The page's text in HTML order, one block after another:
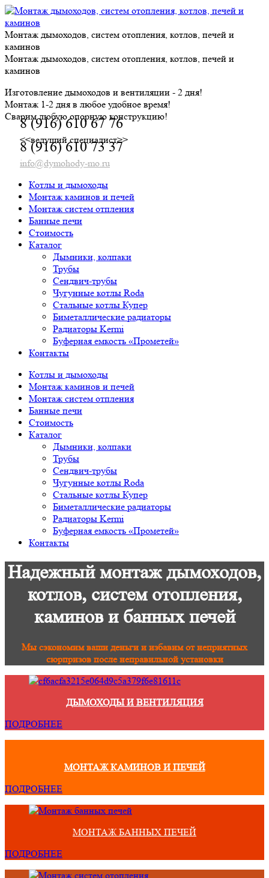
Skip
to
content
Монтаж дымоходов, систем отопления, котлов, печей и
каминов
Монтаж дымоходов, систем отопления, котлов, печей и
каминов
Изготовление дымоходов и вентиляции - 2 дня!
Монтаж 1-2 дня в любое удобное время!
Сварим любую опорную конструкцию!
8 (916) 610 67 76
<<ведущий специалист>>
8 (916) 610 73 37
info@dymohody-mo.ru
Котлы и дымоходы
Монтаж каминов и печей
Монтаж систем отпления
Банные печи
Стоимость
Каталог
Дымники, колпаки
Трубы
Сендвич-трубы
Чугунные котлы Roda
Стальные котлы Купер
Биметаллические радиаторы
Радиаторы Kermi
Буферная емкость «Прометей»
Контакты
Котлы и дымоходы
Монтаж каминов и печей
Монтаж систем отпления
Банные печи
Стоимость
Каталог
Дымники, колпаки
Трубы
Сендвич-трубы
Чугунные котлы Roda
Стальные котлы Купер
Биметаллические радиаторы
Радиаторы Kermi
Буферная емкость «Прометей»
Контакты
Надежный монтаж дымоходов,
котлов, систем отопления,
каминов и банных печей
Мы сэкономим ваши деньги и избавим от неприятных
сюрпризов после неправильной установки
ДЫМОХОДЫ И ВЕНТИЛЯЦИЯ
ПОДРОБНЕЕ
МОНТАЖ КАМИНОВ И ПЕЧЕЙ
ПОДРОБНЕЕ
МОНТАЖ БАННЫХ ПЕЧЕЙ
ПОДРОБНЕЕ